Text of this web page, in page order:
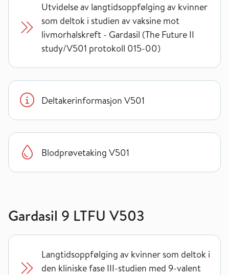
Utvidelse av langtidsoppfølging av kvinner
som deltok i studien av vaksine mot
livmorhalskreft - Gardasil (The Future II
study/V501 protokoll 015-00)
Deltakerinformasjon V501
Blodprøvetaking V501
Gardasil 9 LTFU V503
Langtidsoppfølging av kvinner som deltok i
den kliniske fase III-studien med 9-valent